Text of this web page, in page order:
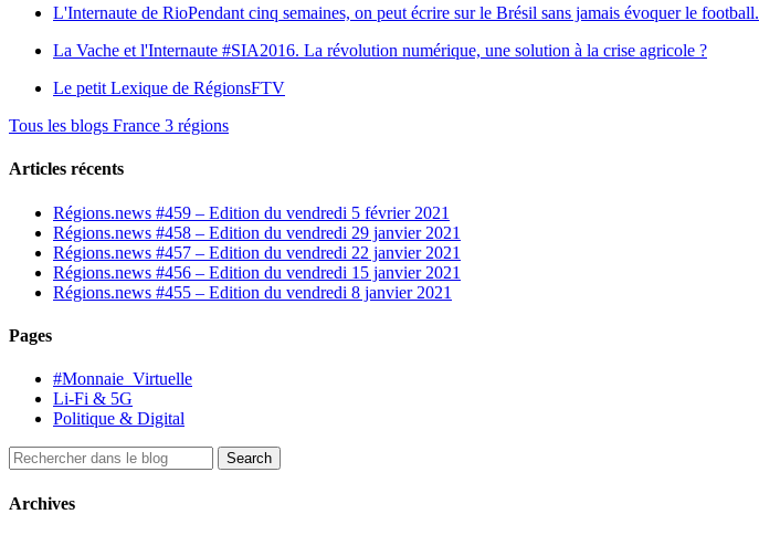
L'Internaute de RioPendant cinq semaines, on peut écrire sur le Brésil sans jamais évoquer le football.
La Vache et l'Internaute #SIA2016. La révolution numérique, une solution à la crise agricole ?
Le petit Lexique de RégionsFTV
Tous les blogs France 3 régions
Articles récents
Régions.news #459 – Edition du vendredi 5 février 2021
Régions.news #458 – Edition du vendredi 29 janvier 2021
Régions.news #457 – Edition du vendredi 22 janvier 2021
Régions.news #456 – Edition du vendredi 15 janvier 2021
Régions.news #455 – Edition du vendredi 8 janvier 2021
Pages
#Monnaie_Virtuelle
Li-Fi & 5G
Politique & Digital
Archives